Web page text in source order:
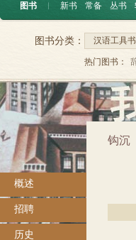
图书
︱ 新书 常备 丛书
汉语工具书
图书分类：
热门图书：
概述
招聘
历史
钩沉